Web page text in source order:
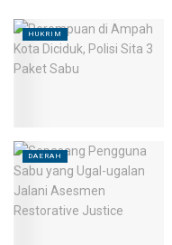
HUKRIM
DAERAH